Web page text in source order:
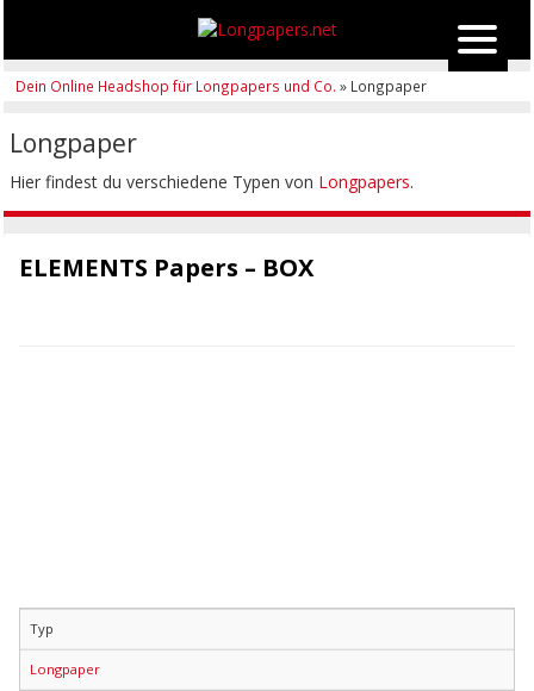
Dein Online Headshop für Longpapers und Co. » Longpaper
Longpaper
Hier findest du verschiedene Typen von Longpapers.
ELEMENTS Papers – BOX
Typ
Longpaper